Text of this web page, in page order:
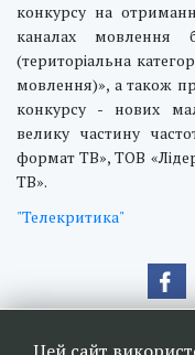
конкурсу на
каналах мовлення
(територіальна
мовлення)», а також
конкурсу - нових
велику частину
формат ТВ», ТОВ
ТВ».
"Телекритика"